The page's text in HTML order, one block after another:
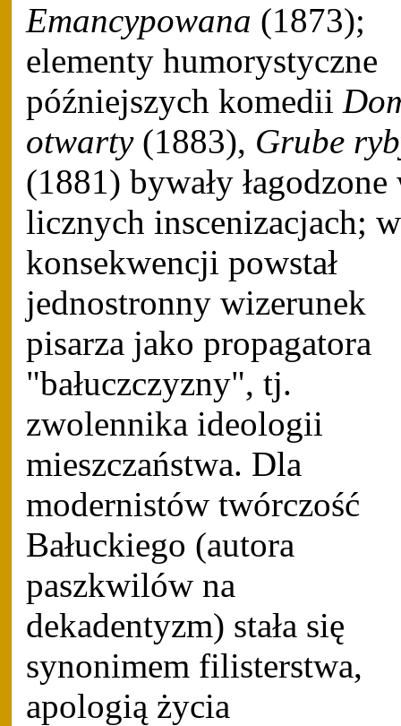
Emancypowana (1873);
elementy humorystyczne
późniejszych komedii
otwarty(1883), Grube
(1881) bywały łagodzone
licznych inscenizacjach; w
konsekwencji powstał
jednostronny wizerunek
pisarza jako propagatora
"bałuczczyzny", tj.
zwolennika ideologii
mieszczaństwa. Dla
modernistów twórczość
Bałuckiego (autora
paszkwilów na
dekadentyzm) stała się
synonimem filisterstwa,
apologią życia